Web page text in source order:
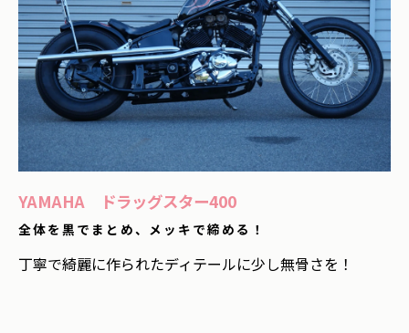
YAMAHA ドラッグスター400
全体を黒でまとめ、メッキで締める！
丁寧で綺麗に作られたディテールに少し無骨さを！